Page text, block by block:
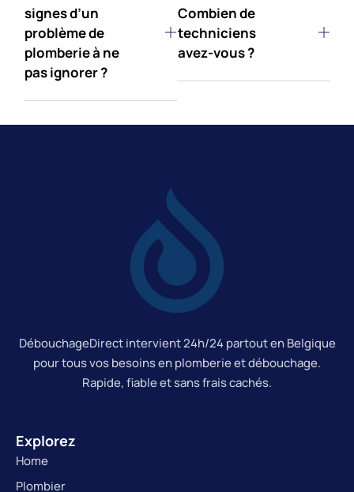
signes d’un
problème de
plomberie à ne
pas ignorer ?
Combien de
techniciens
avez-vous ?
DébouchageDirect intervient 24h/24 partout en Belgique
pour tous vos besoins en plomberie et débouchage.
Rapide, fiable et sans frais cachés.
Explorez
Home
Plombier